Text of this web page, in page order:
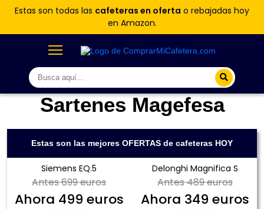
Estas son todas las cafeteras en oferta o rebajadas hoy
en Amazon.
Sartenes Magefesa
Estas son las mejores OFERTAS de cafeteras HOY
Siemens EQ.5
Antes699 euros
Ahora 499 euros
Delonghi Magnifica S
Antes489 euros
Ahora 349 euros